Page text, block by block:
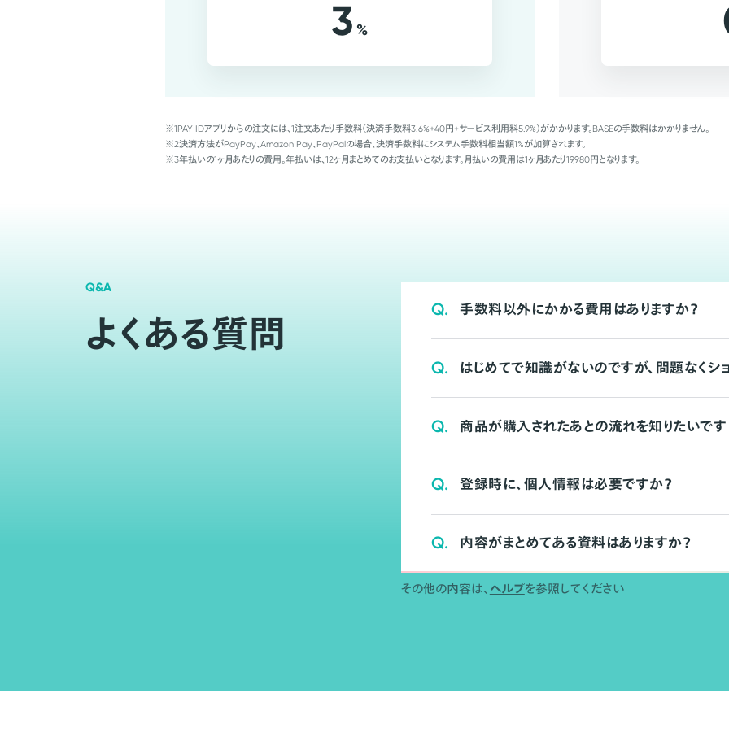
3 %
※1PAY IDアプリからの注文には、1注文あたり手数料（決済手数料3.6%+40円+サービス利用料5.9%）がかかります。BASEの手数料はかかりません。
※2決済方法がPayPay、Amazon Pay、PayPalの場合、決済手数料にシステム手数料相当額1%が加算されます。
※3年払いの1ヶ月あたりの費用。年払いは、12ヶ月まとめてのお支払いとなります。月払いの費用は1ヶ月あたり19,980円となります。
Q&A
よくある質問
Q. 手数料以外にかかる費用はありますか？
Q. はじめてで知識がないのですが、問題なくシ
Q. 商品が購入されたあとの流れを知りたいです
Q. 登録時に、個人情報は必要ですか？
Q. 内容がまとめてある資料はありますか？
その他の内容は、 ヘルプを参照してください